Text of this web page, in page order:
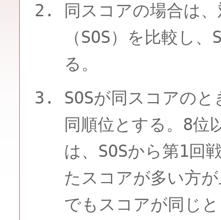
同スコアの場合は
（SOS）を比較し
る。
SOSが同スコアの
同順位とする。8位
は、SOSから第1回
たスコアが多い方
でもスコアが同じ